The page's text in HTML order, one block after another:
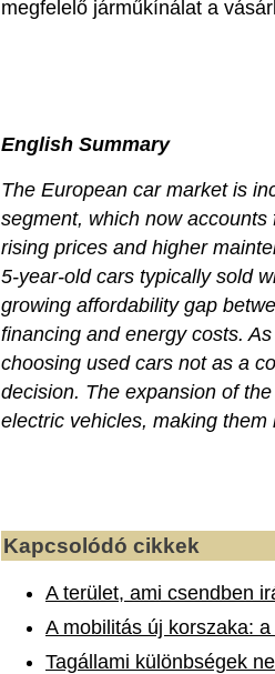
megfelelő járműkínálat a
English Summary
The European car market is
segment, which now
rising prices and higher
5-year-old cars typically sold
growing affordability gap
financing and energy costs.
choosing used cars not as a
decision. The expansion of
electric vehicles, making
Kapcsolódó cikkek
A terület, ami csendben
A mobilitás új korszaka:
Tagállami különbségek